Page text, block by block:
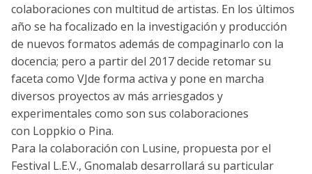
colaboraciones con multitud de artistas. En los últimos
año se ha focalizado en la investigación y producción
de nuevos formatos además de compaginarlo con la
docencia; pero a partir del 2017 decide retomar su
faceta como VJde forma activa y pone en marcha
diversos proyectos av más arriesgados y
experimentales como son sus colaboraciones
con Loppkio o Pina.
Para la colaboración con Lusine, propuesta por el
Festival L.E.V., Gnomalab desarrollará su particular